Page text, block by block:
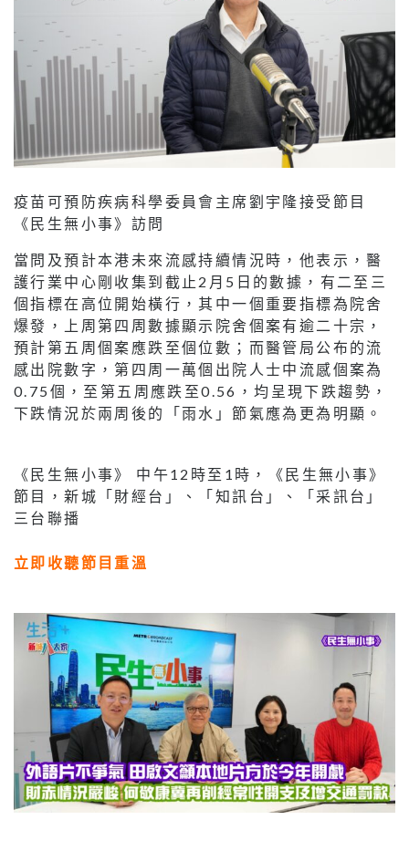
疫苗可預防疾病科學委員會主席劉宇隆接受節目
《民生無小事》訪問
當問及預計本港未來流感持續情況時，他表示，醫
護行業中心剛收集到截止2月5日的數據，有二至三
個指標在高位開始橫行，其中一個重要指標為院舍
爆發，上周第四周數據顯示院舍個案有逾二十宗，
預計第五周個案應跌至個位數；而醫管局公布的流
感出院數字，第四周一萬個出院人士中流感個案為
0.75個，至第五周應跌至0.56，均呈現下跌趨勢，
下跌情況於兩周後的「雨水」節氣應為更為明顯。
《民生無小事》 中午12時至1時，《民生無小事》
節目，新城「財經台」、「知訊台」、「采訊台」
三台聯播
立即收聽節目重溫